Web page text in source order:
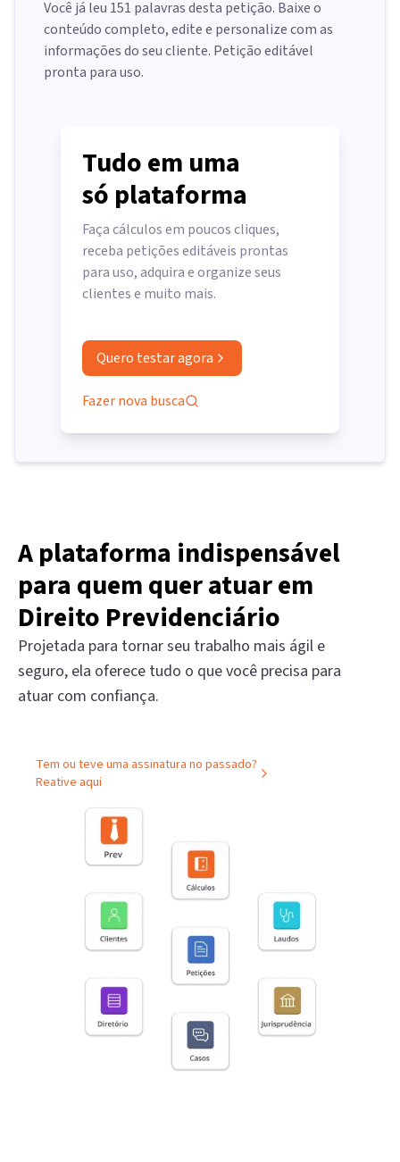
Você já leu 151 palavras desta petição. Baixe o
conteúdo completo, edite e personalize com as
informações do seu cliente. Petição editável
pronta para uso.
Tudo em uma
só plataforma
Faça cálculos em poucos cliques,
receba petições editáveis prontas
para uso, adquira e organize seus
clientes e muito mais.
Quero testar agora
Fazer nova busca
A plataforma indispensável
para quem quer atuar em
Direito Previdenciário
Projetada para tornar seu trabalho mais ágil e
seguro, ela oferece tudo o que você precisa para
atuar com confiança.
Tem ou teve uma assinatura no passado?
Reative aqui